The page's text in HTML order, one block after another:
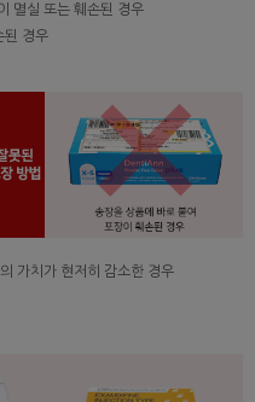
멸실 또는 훼손된 경우
된 경우
가치가 현저히 감소한 경우